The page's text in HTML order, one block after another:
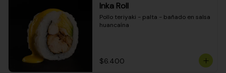
Inka Roll
Pollo teriyaki - palta - bañado en salsa
huancaína
$6.400